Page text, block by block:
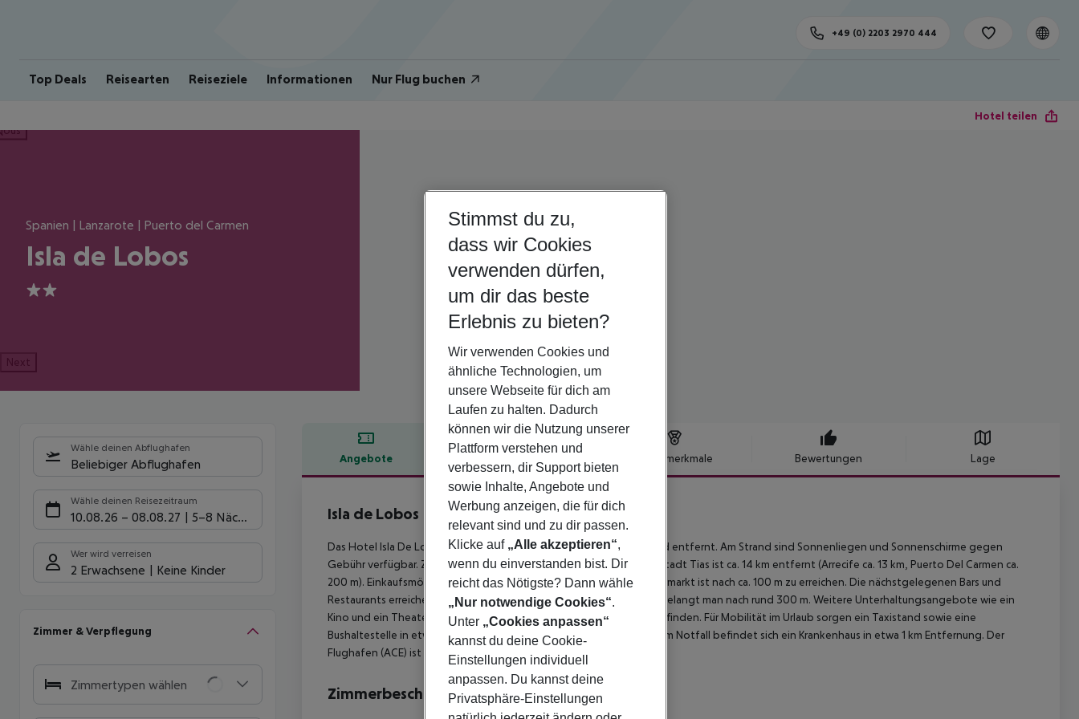
Top Deals Reisearten Reiseziele Informationen Nur Flug buchen
+49 (0) 2203 2970 444
Hotel teilen
Spanien | Lanzarote | Puerto del Carmen
Isla de Lobos
2
Next
Wähle deinen Abflughafen
Beliebiger Abflughafen
Wähle deinen Reisezeitraum
10.08.26 – 08.08.27 5-8 Nächte
Wer wird verreisen
2 Erwachsene Keine Kinder
Zimmer & Verpflegung
Zimmertypen wählen
Angebote Hotelmerkmale Bewertungen Lage
Hotelbeschreibung
Isla de Lobos
Das Hotel Isla De Lobos (Adults only) liegt ca. 200 m vom Sandstrand entfernt. Am Strand sind Sonnenliegen und Sonnenschirme gegen
Gebühr verfügbar. Zum touristischen Zentrum sind es ca. 150 m. Die Stadt Tias ist ca. 14 km entfernt (Arrecife ca. 13 km, Puerto Del Carmen ca.
200 m). Einkaufsmöglichkeiten liegen ca. 250 m vom Hotel, ein Supermarkt ist nach ca. 100 m zu erreichen. Die nächstgelegenen Bars und
Restaurants erreichen Sie nach rund 200 m. Zur nächsten Diskothek gelangt man nach rund 300 m. Weitere Unterhaltungsangebote wie ein
Kino und ein Theater sind in ca. 12 km bzw. in ca. 13 km Entfernung zu finden. Für Mobilität im Urlaub sorgen ein Taxistand sowie eine
Bushaltestelle in etwa 200 m Entfernung. Zur ärztlichen Versorgung im Notfall befindet sich ein Krankenhaus in etwa 1 km Entfernung. Der
Flughafen (ACE) ist ca. 10 km entfernt.
Zimmerbeschreibung
Stimmst du zu,
dass wir Cookies
verwenden dürfen,
um dir das beste
Erlebnis zu bieten?
Wir verwenden Cookies und
ähnliche Technologien, um
unsere Webseite für dich am
Laufen zu halten. Dadurch
können wir die Nutzung unserer
Plattform verstehen und
verbessern, dir Support bieten
sowie Inhalte, Angebote und
Werbung anzeigen, die für dich
relevant sind und zu dir passen.
Klicke auf „Alle akzeptieren“,
wenn du einverstanden bist. Dir
reicht das Nötigste? Dann wähle
„Nur notwendige Cookies“.
Unter „Cookies anpassen“
kannst du deine Cookie-
Einstellungen individuell
anpassen. Du kannst deine
Privatsphäre-Einstellungen